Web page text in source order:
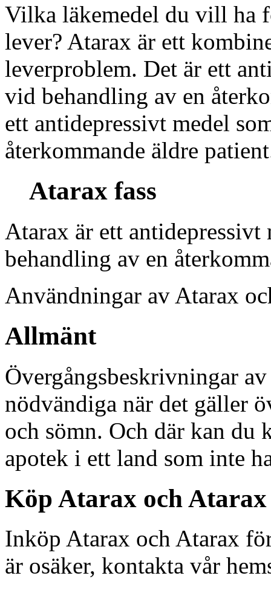
Vilka läkemedel du vill ha
lever? Atarax är ett
leverproblem. Det är ett
vid behandling av en
ett antidepressivt medel
återkommande äldre
Atarax fass
Atarax är ett antidepressivt
behandling av en
Användningar av Atarax
Allmänt
Övergångsbeskrivningar
nödvändiga när det gäller
och sömn. Och där kan du
apotek i ett land som inte
Köp Atarax och Atarax
Inköp Atarax och Atarax
är osäker, kontakta vår